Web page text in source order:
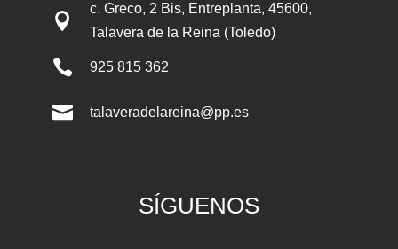

c. Greco, 2 Bis, Entreplanta, 45600,
Talavera de la Reina (Toledo)
 925 815 362
 talaveradelareina@pp.es
SÍGUENOS